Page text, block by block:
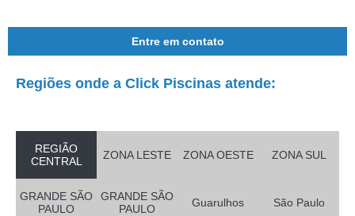
Entre em contato
Regiões onde a Click Piscinas atende:
REGIÃO
CENTRAL
ZONA LESTE ZONA OESTE ZONA SUL
GRANDE SÃO
PAULO
GRANDE SÃO
PAULO
Guarulhos São Paulo